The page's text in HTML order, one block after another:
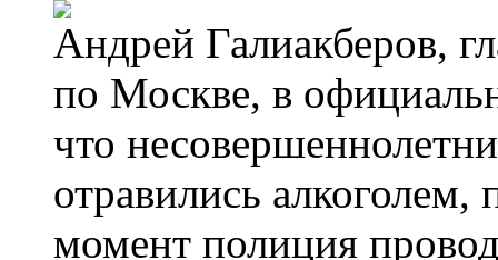
Андрей Галиакберов,
по Москве, в
что
отравились
момент полиция